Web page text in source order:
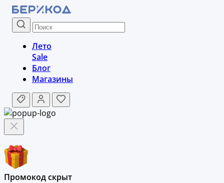
Лето
Sale
Блог
Магазины
Промокод скрыт